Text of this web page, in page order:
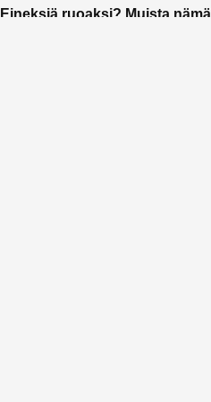
Eineksiä ruoaksi? Muista nämä